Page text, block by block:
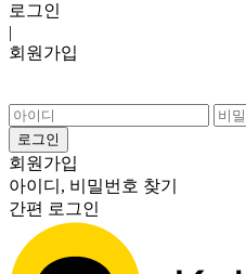
로그인
|
회원가입
회원가입
아이디, 비밀번호 찾기
간편 로그인